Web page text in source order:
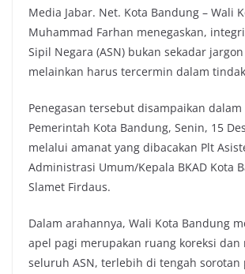
c
e
b
o
k
i
t
t
e
a
t
s
A
p
p
y
L
i
k
Media Jabar. Net. Kota Bandung – Wali
Muhammad Farhan menegaskan,
Sipil Negara (ASN) bukan sekadar
melainkan harus tercermin dalam
Penegasan tersebut disampaikan
Pemerintah Kota Bandung, Senin, 15
melalui amanat yang dibacakan Plt
Administrasi Umum/Kepala BKAD Kota
Slamet Firdaus.
Dalam arahannya, Wali Kota Bandung
apel pagi merupakan ruang koreksi dan
seluruh ASN, terlebih di tengah sorotan